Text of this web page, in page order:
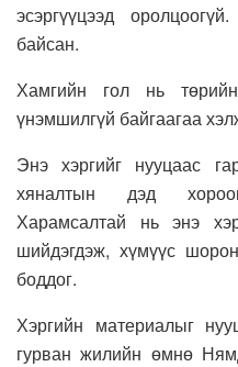
эсэргүүцээд
байсан.
Хамгийн гол нь
үнэмшилгүй байгаагаа
Энэ хэргийг нууцаас
хяналтын дэд
Харамсалтай нь энэ
шийдэгдэж, хүмүүс
боддог.
Хэргийн материалыг
гурван жилийн өмнө